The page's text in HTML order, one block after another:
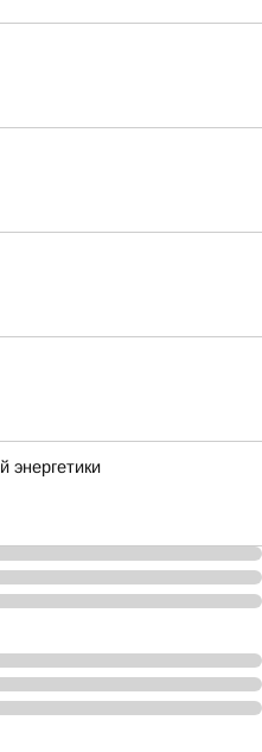
энергетики